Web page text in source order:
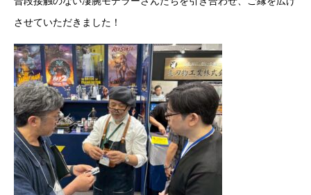
させていただきました！